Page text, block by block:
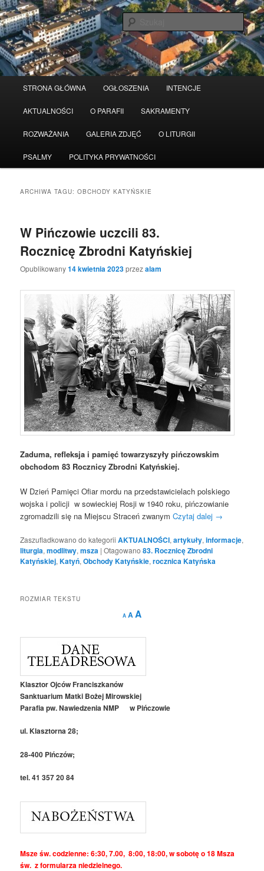
Przeskocz
do
tekstu
Przeskocz
do
widgetów
STRONA GŁÓWNA OGŁOSZENIA INTENCJE
AKTUALNOŚCI O PARAFII SAKRAMENTY
ROZWAŻANIA GALERIA ZDJĘĆ O LITURGII
PSALMY POLITYKA PRYWATNOŚCI
ARCHIWA TAGU:OBCHODY KATYŃSKIE
W Pińczowie uczcili 83.
Rocznicę Zbrodni Katyńskiej
Opublikowany14 kwietnia 2023przezalam
Zaduma, refleksja i pamięć towarzyszyły pińczowskim
obchodom 83 Rocznicy Zbrodni Katyńskiej.
W Dzień Pamięci Ofiar mordu na przedstawicielach polskiego
wojska i policji w sowieckiej Rosji w 1940 roku, pińczowianie
zgromadzili się na Miejscu Straceń zwanymCzytaj dalej →
Zaszufladkowano do kategorii AKTUALNOŚCI,artykuły,informacje,
liturgia,modlitwy,msza |Otagowano 83. Rocznicę Zbrodni
Katyńskiej,Katyń,Obchody Katyńskie,rocznica Katyńska
ROZMIAR TEKSTU
A
Decrease
font
A Reset
AIncrease
Klasztor Ojców Franciszkanów
Sanktuarium Matki Bożej Mirowskiej
Parafia pw. Nawiedzenia NMP w Pińczowie
ul. Klasztorna 28;
28-400 Pińczów;
tel. 41 357 20 84
Msze św. codzienne: 6:30, 7.00, 8:00, 18:00, w sobotę o 18 Msza
św. z formularza niedzielnego.
Serwis wykorzystuje pliki Cookies Czytaj więcej odrzuć